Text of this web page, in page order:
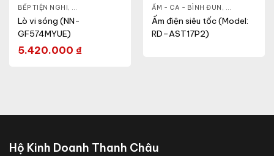
BẾP TIỆN NGHI, GIA DỤNG KHỎE & ĐẸP ,LÒ VI SÓNG
Lò vi sóng (NN-
GF574MYUE)
5.420.000 ₫
ẤM - CA - BÌNH ĐUN , GIA DỤNG
Ấm điện siêu tốc (Model:
RD–AST17P2)
CA - BÌNH ,NỒI CƠM ĐIỆN
Hộ Kinh Doanh Thanh Châu